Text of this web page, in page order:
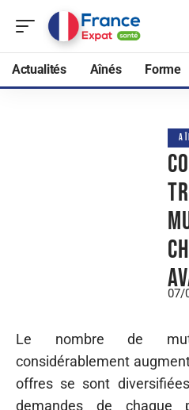
Actualités Aînés Forme
07/
Le nombre de
considérablement
offres se sont
demandes de chaque